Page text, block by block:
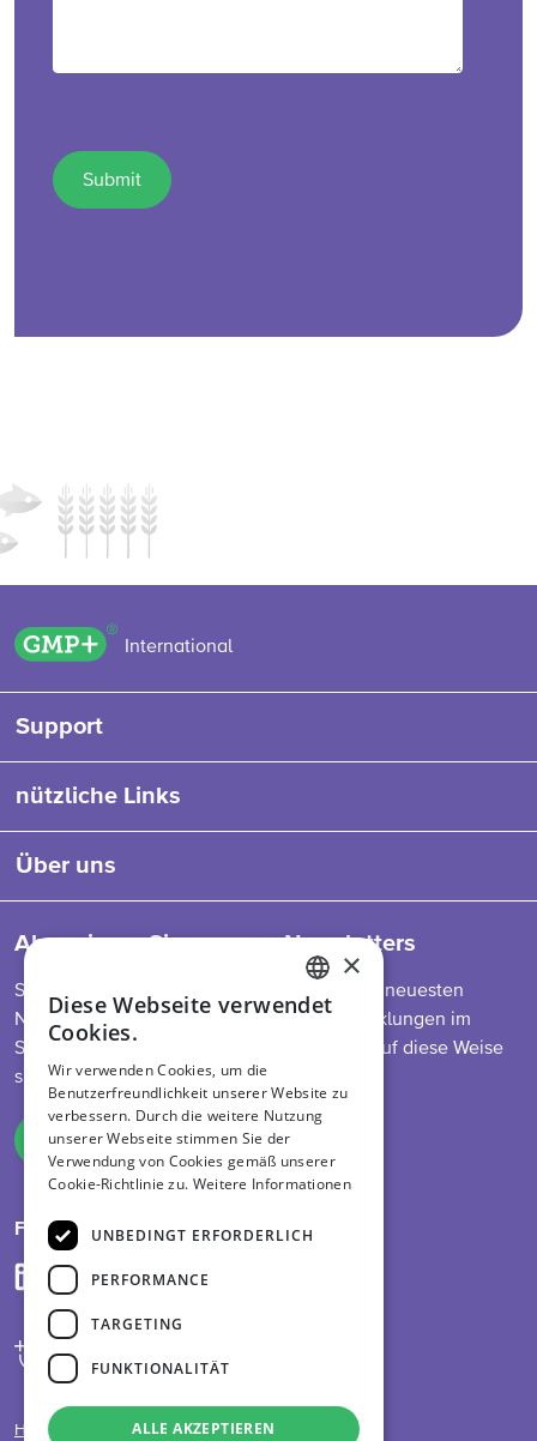
GMP+ logo
International
Support
nützliche Links
Über uns
Abonnieren Sie unseren Newsletters
So bleiben Sie auf dem Laufenden über die neuesten
Nachrichten zu unserem Programm, Entwicklungen im
Sektor, Futtermittelvorschriften und mehr. Auf diese Weise
sind Sie immer informiert.
Melden Sie sich an
Folge uns auf
Haftungsausschluss
ENGLISH
GERMAN
×
Diese Webseite verwendet
Cookies.
Wir verwenden Cookies, um die
Benutzerfreundlichkeit unserer Website zu
verbessern. Durch die weitere Nutzung
unserer Webseite stimmen Sie der
Verwendung von Cookies gemäß unserer
Cookie-Richtlinie zu. Weitere Informationen
UNBEDINGT ERFORDERLICH
PERFORMANCE
TARGETING
FUNKTIONALITÄT
ALLE AKZEPTIEREN